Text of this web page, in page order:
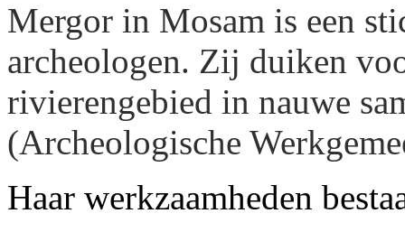
Mergor in Mosam is een
archeologen. Zij duiken
rivierengebied in nauwe
(Archeologische
Haar werkzaamheden